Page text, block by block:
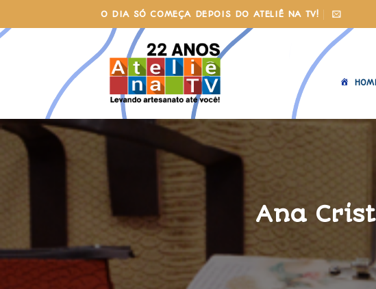
to
content
O DIA SÓ COMEÇA DEPOIS DO ATELIÊ NA TV!
Ana